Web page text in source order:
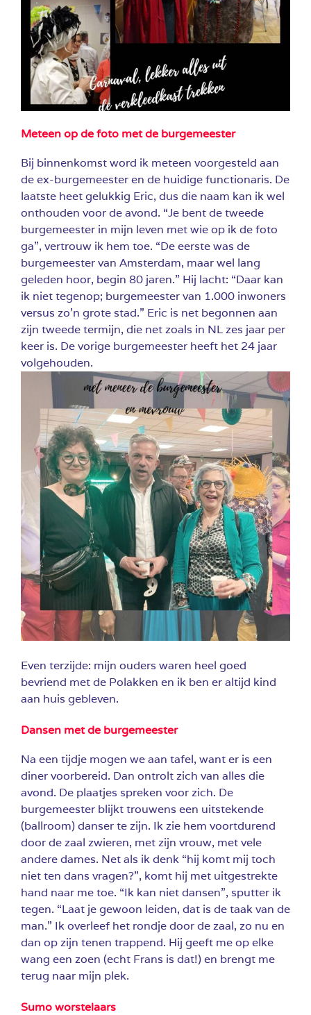
Meteen op de foto met de burgemeester
Bij binnenkomst word ik meteen voorgesteld aan
de ex-burgemeester en de huidige functionaris. De
laatste heet gelukkig Eric, dus die naam kan ik wel
onthouden voor de avond. “Je bent de tweede
burgemeester in mijn leven met wie op ik de foto
ga”, vertrouw ik hem toe. “De eerste was de
burgemeester van Amsterdam, maar wel lang
geleden hoor, begin 80 jaren.” Hij lacht: “Daar kan
ik niet tegenop; burgemeester van 1.000 inwoners
versus zo’n grote stad.” Eric is net begonnen aan
zijn tweede termijn, die net zoals in NL zes jaar per
keer is. De vorige burgemeester heeft het 24 jaar
volgehouden.
Even terzijde: mijn ouders waren heel goed
bevriend met de Polakken en ik ben er altijd kind
aan huis gebleven.
Dansen met de burgemeester
Na een tijdje mogen we aan tafel, want er is een
diner voorbereid. Dan ontrolt zich van alles die
avond. De plaatjes spreken voor zich. De
burgemeester blijkt trouwens een uitstekende
(ballroom) danser te zijn. Ik zie hem voortdurend
door de zaal zwieren, met zijn vrouw, met vele
andere dames. Net als ik denk “hij komt mij toch
niet ten dans vragen?”, komt hij met uitgestrekte
hand naar me toe. “Ik kan niet dansen”, sputter ik
tegen. “Laat je gewoon leiden, dat is de taak van de
man.” Ik overleef het rondje door de zaal, zo nu en
dan op zijn tenen trappend. Hij geeft me op elke
wang een zoen (echt Frans is dat!) en brengt me
terug naar mijn plek.
Sumo worstelaars